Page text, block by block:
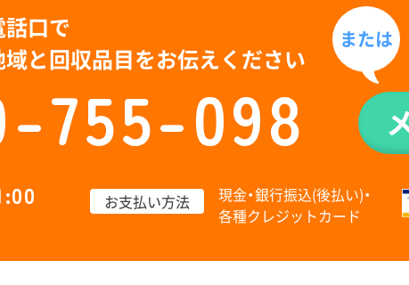
話口で
域と回収品目をお伝えください
755-098
または
お支払い方法
現金・銀行振込(後払い)・
各種クレジットカード